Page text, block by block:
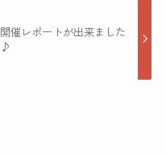
開催レポートが出来ました
♪